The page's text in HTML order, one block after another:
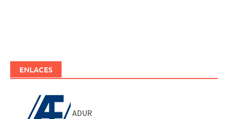
ENLACES
ADUR